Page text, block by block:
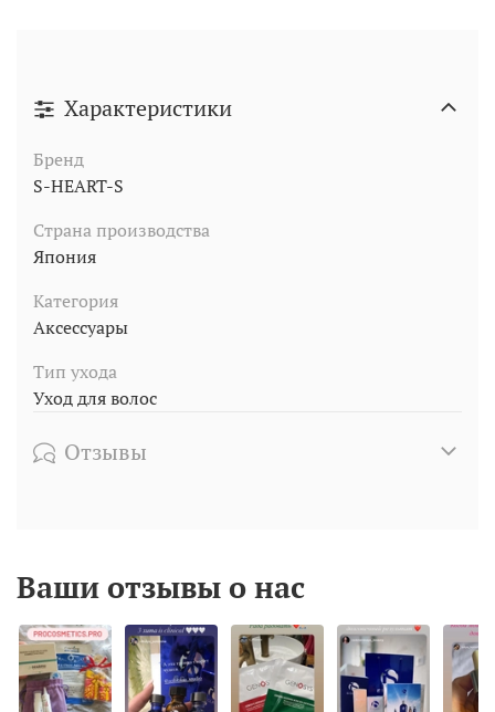
Характеристики
Бренд
S-HEART-S
Страна производства
Япония
Категория
Аксессуары
Тип ухода
Уход для волос
Отзывы
Ваши отзывы о нас